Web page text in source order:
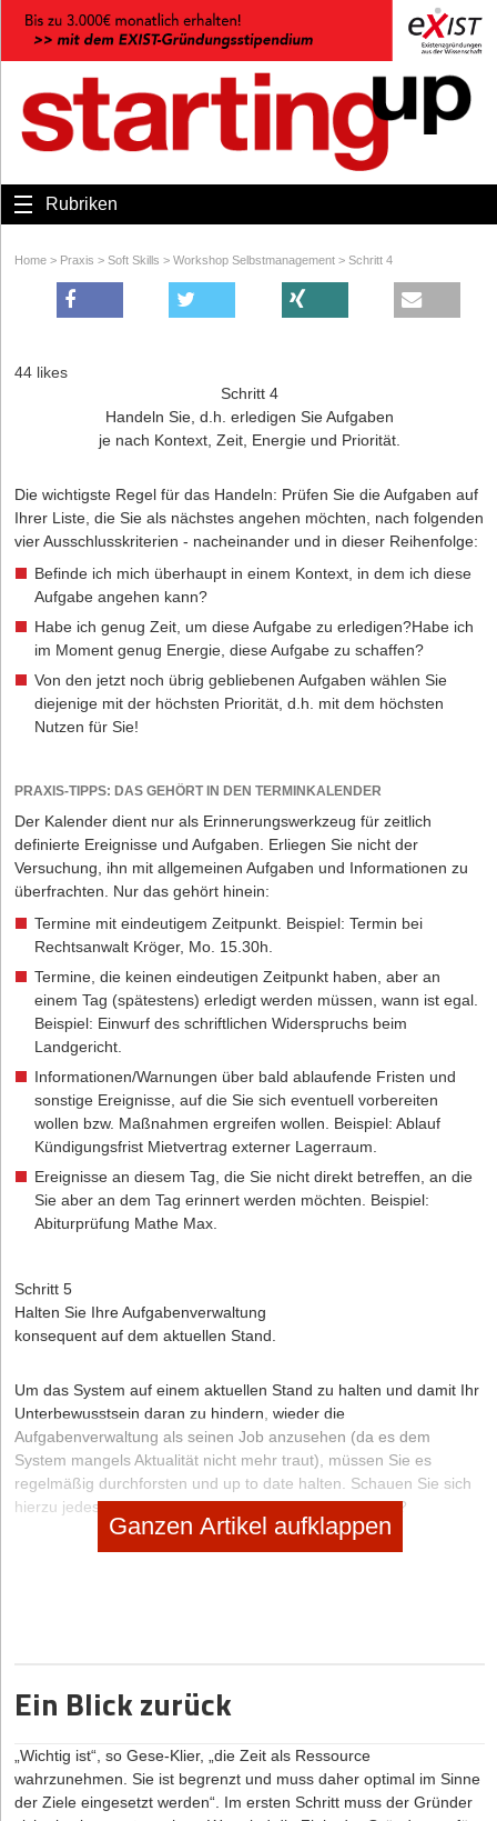
Rubriken
Home > Praxis > Soft Skills > Workshop Selbstmanagement > Schritt 4
44 likes
Schritt 4
Handeln Sie, d.h. erledigen Sie Aufgaben
je nach Kontext, Zeit, Energie und Priorität.
Die wichtigste Regel für das Handeln: Prüfen Sie die Aufgaben auf
Ihrer Liste, die Sie als nächstes angehen möchten, nach folgenden
vier Ausschlusskriterien - nacheinander und in dieser Reihenfolge:
Befinde ich mich überhaupt in einem Kontext, in dem ich diese
Aufgabe angehen kann?
Habe ich genug Zeit, um diese Aufgabe zu erledigen?Habe ich
im Moment genug Energie, diese Aufgabe zu schaffen?
Von den jetzt noch übrig gebliebenen Aufgaben wählen Sie
diejenige mit der höchsten Priorität, d.h. mit dem höchsten
Nutzen für Sie!
PRAXIS-TIPPS: DAS GEHÖRT IN DEN TERMINKALENDER
Der Kalender dient nur als Erinnerungswerkzeug für zeitlich
definierte Ereignisse und Aufgaben. Erliegen Sie nicht der
Versuchung, ihn mit allgemeinen Aufgaben und Informationen zu
überfrachten. Nur das gehört hinein:
Termine mit eindeutigem Zeitpunkt. Beispiel: Termin bei
Rechtsanwalt Kröger, Mo. 15.30h.
Termine, die keinen eindeutigen Zeitpunkt haben, aber an
einem Tag (spätestens) erledigt werden müssen, wann ist egal.
Beispiel: Einwurf des schriftlichen Widerspruchs beim
Landgericht.
Informationen/Warnungen über bald ablaufende Fristen und
sonstige Ereignisse, auf die Sie sich eventuell vorbereiten
wollen bzw. Maßnahmen ergreifen wollen. Beispiel: Ablauf
Kündigungsfrist Mietvertrag externer Lagerraum.
Ereignisse an diesem Tag, die Sie nicht direkt betreffen, an die
Sie aber an dem Tag erinnert werden möchten. Beispiel:
Abiturprüfung Mathe Max.
Schritt 5
Halten Sie Ihre Aufgabenverwaltung
konsequent auf dem aktuellen Stand.
Um das System auf einem aktuellen Stand zu halten und damit Ihr
Unterbewusstsein daran zu hindern, wieder die
Aufgabenverwaltung als seinen Job anzusehen (da es dem
System mangels Aktualität nicht mehr traut), müssen Sie es
regelmäßig durchforsten und up to date halten. Schauen Sie sich
hierzu jedes Element an. Ist es tatsächlich noch aktuell?
Liegt es wirklich in der richtigen Kategorie? Welche Aufgaben sind
aus, das Wochenende steht vor der Tür, aber dennoch können Sie
Durchsicht jetzt noch etwas Wichtiges auffällt.
In der Regel fühlt man sich nach so einer Durchsicht übrigens sehr
entspannt, weil man nun tatsächlich alles unter Kontrolle hat und
Ganzen Artikel aufklappen
Ein Blick zurück
„Wichtig ist“, so Gese-Klier, „die Zeit als Ressource
wahrzunehmen. Sie ist begrenzt und muss daher optimal im Sinne
der Ziele eingesetzt werden“. Im ersten Schritt muss der Gründer